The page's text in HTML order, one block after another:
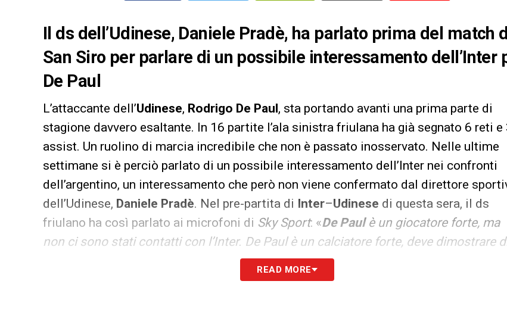
Il ds dell’Udinese, Daniele Pradè, ha parlato prima del match
San Siro per parlare di un possibile interessamento dell’Inter
De Paul
L’attaccante dell’Udinese, Rodrigo De Paul, sta portando avanti una prima parte di
stagione davvero esaltante. In 16 partite l’ala sinistra friulana ha già segnato 6 reti e
assist. Un ruolino di marcia incredibile che non è passato inosservato. Nelle ultime
settimane si è perciò parlato di un possibile interessamento dell’Inter nei confronti
dell’argentino, un interessamento che però non viene confermato dal direttore
dell’Udinese, Daniele Pradè. Nel pre-partita di Inter–Udinese di questa sera, il ds
friulano ha così parlato ai microfoni di Sky Sport: «De Paul è un giocatore forte, ma
non ci sono stati contatti con l’Inter. De Paul è un calciatore forte, deve dimostrare
dare l’anima ed essere trascinatore e leader, poi per lui sicuramente si apriranno
READ MORE